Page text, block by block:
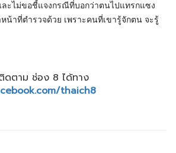
ะไม่ขอชี้แจงกรณีที่บอกว่าตนไปแทรกแซง
น้าที่ตำรวจด้วย เพราะคนที่เขารู้จักตน จะรู้
ดตาม ช่อง 8 ได้ทาง
thaich8